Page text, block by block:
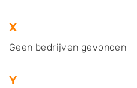
X
Geen bedrijven gevonden
Y